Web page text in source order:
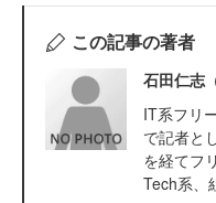
この記事の著者
石田仁志
IT系フリ
で記者と
を経てフ
Tech系、